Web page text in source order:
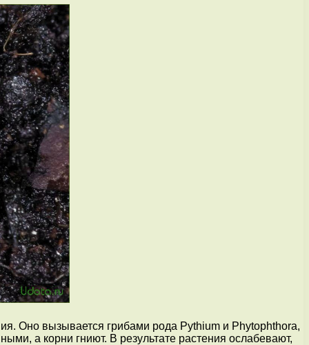
Оно вызывается грибами рода Pythium и Phytophthora,
а корни гниют. В результате растения ослабевают,